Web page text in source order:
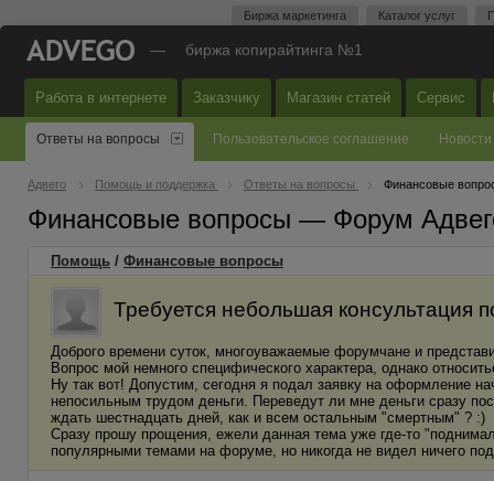
Биржа маркетинга Каталог услуг
— биржа копирайтинга №1
Работа в интернете Заказчику Магазин статей Сервис
Ответы на вопросы Пользовательское соглашение Новости
Адвего Помощь и поддержка Ответы на вопросы Финансовые
Финансовые вопросы — Форум
Помощь / Финансовые вопросы
Требуется небольшая консультация
Доброго времени суток, многоуважаемые форумчане и
Вопрос мой немного специфического характера, однако
Ну так вот! Допустим, сегодня я подал заявку на оформление
непосильным трудом деньги. Переведут ли мне деньги сразу
ждать шестнадцать дней, как и всем остальным "смертным" ? :)
Сразу прошу прощения, ежели данная тема уже где-то
популярными темами на форуме, но никогда не видел ничего